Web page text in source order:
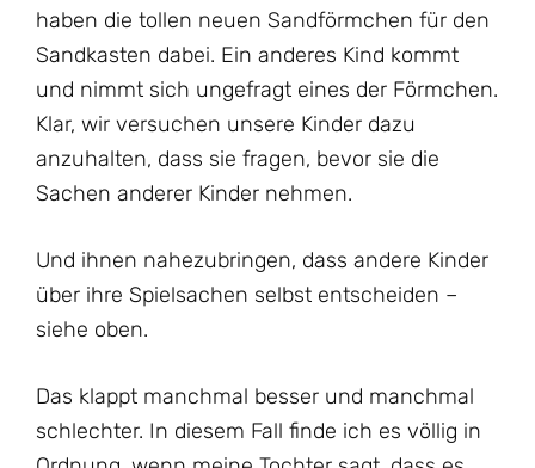
haben die tollen neuen Sandförmchen für den
Sandkasten dabei. Ein anderes Kind kommt
und nimmt sich ungefragt eines der Förmchen.
Klar, wir versuchen unsere Kinder dazu
anzuhalten, dass sie fragen, bevor sie die
Sachen anderer Kinder nehmen.
Und ihnen nahezubringen, dass andere Kinder
über ihre Spielsachen selbst entscheiden –
siehe oben.
Das klappt manchmal besser und manchmal
schlechter. In diesem Fall finde ich es völlig in